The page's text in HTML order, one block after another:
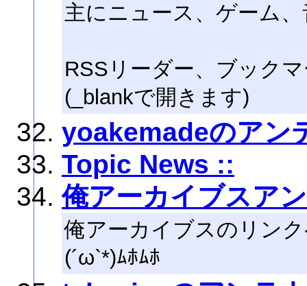
主にニュース、ゲーム
RSSリーダー、ブック
(_blankで開きます)
yoakemadeのアン
Topic News ::
俺アーカイブスア
俺アーカイブスのリン
(´ω`*)ﾑﾎﾑﾎ